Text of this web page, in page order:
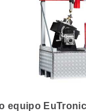
equipo